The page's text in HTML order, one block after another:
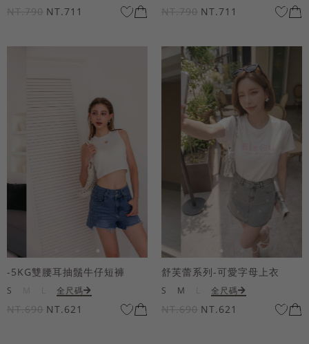
NT.790 NT.711 NT.790 NT.711
-5KG雙腰耳抽鬚牛仔短褲
S 全尺碼
NT.690 NT.621
舒芙蕾系列-可愛字母上衣
S M 全尺碼
NT.690 NT.621